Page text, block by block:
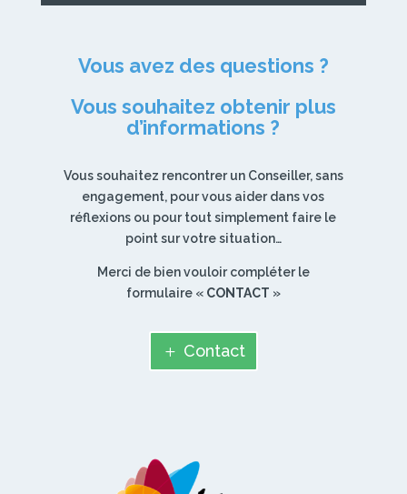
Vous avez des questions ?
Vous souhaitez obtenir plus
d’informations ?
Vous souhaitez rencontrer un Conseiller, sans
engagement, pour vous aider dans vos
réflexions ou pour tout simplement faire le
point sur votre situation…
Merci de bien vouloir compléter le
formulaire « CONTACT »
Contact